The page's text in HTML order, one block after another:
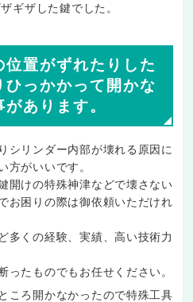
ギザした鍵でした。
位置がずれたりした
ひっかかって開かな
あります。
シリンダー内部が壊れる原因に
方がいいです。
開けの特殊神津などで壊さない
お困りの際は御依頼いただけれ
多くの経験、実績、高い技術力
ったものでもお任せください。
ころ開かなかったので特殊工具